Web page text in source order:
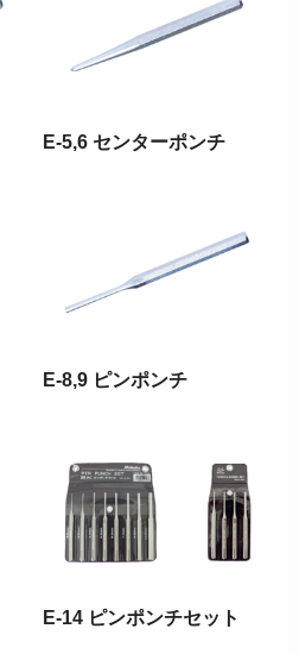
E-5,6 センターポンチ
E-8,9 ピンポンチ
E-14 ピンポンチセット